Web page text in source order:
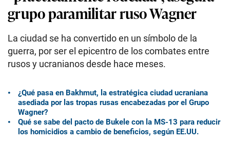
grupo paramilitar ruso Wagner
La ciudad se ha convertido en un símbolo de la
guerra, por ser el epicentro de los combates entre
rusos y ucranianos desde hace meses.
¿Qué pasa en Bakhmut, la estratégica ciudad ucraniana
asediada por las tropas rusas encabezadas por el Grupo
Wagner?
Qué se sabe del pacto de Bukele con la MS-13 para reducir
los homicidios a cambio de beneficios, según EE.UU.